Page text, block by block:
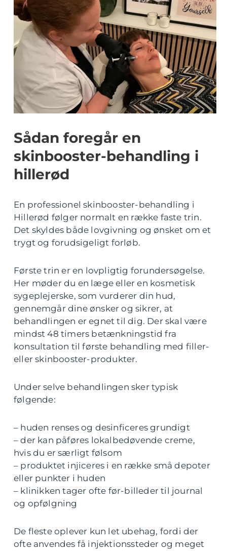
Sådan foregår en
skinbooster-behandling i
hillerød
En professionel skinbooster-behandling i
Hillerød følger normalt en række faste trin.
Det skyldes både lovgivning og ønsket om et
trygt og forudsigeligt forløb.
Første trin er en lovpligtig forundersøgelse.
Her møder du en læge eller en kosmetisk
sygeplejerske, som vurderer din hud,
gennemgår dine ønsker og sikrer, at
behandlingen er egnet til dig. Der skal være
mindst 48 timers betænkningstid fra
konsultation til første behandling med filler-
eller skinbooster-produkter.
Under selve behandlingen sker typisk
følgende:
– huden renses og desinficeres grundigt
– der kan påføres lokalbedøvende creme,
hvis du er særligt følsom
– produktet injiceres i en række små depoter
eller punkter i huden
– klinikken tager ofte før-billeder til journal
og opfølgning
De fleste oplever kun let ubehag, fordi der
ofte anvendes få injektionssteder og meget